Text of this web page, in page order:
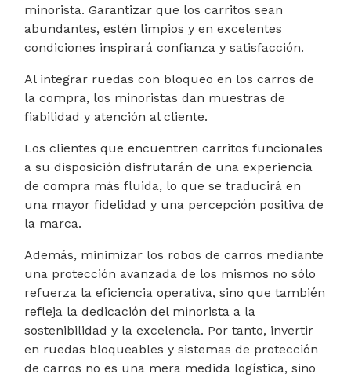
minorista. Garantizar que los carritos sean
abundantes, estén limpios y en excelentes
condiciones inspirará confianza y satisfacción.
Al integrar ruedas con bloqueo en los carros de
la compra, los minoristas dan muestras de
fiabilidad y atención al cliente.
Los clientes que encuentren carritos funcionales
a su disposición disfrutarán de una experiencia
de compra más fluida, lo que se traducirá en
una mayor fidelidad y una percepción positiva de
la marca.
Además, minimizar los robos de carros mediante
una protección avanzada de los mismos no sólo
refuerza la eficiencia operativa, sino que también
refleja la dedicación del minorista a la
sostenibilidad y la excelencia. Por tanto, invertir
en ruedas bloqueables y sistemas de protección
de carros no es una mera medida logística, sino